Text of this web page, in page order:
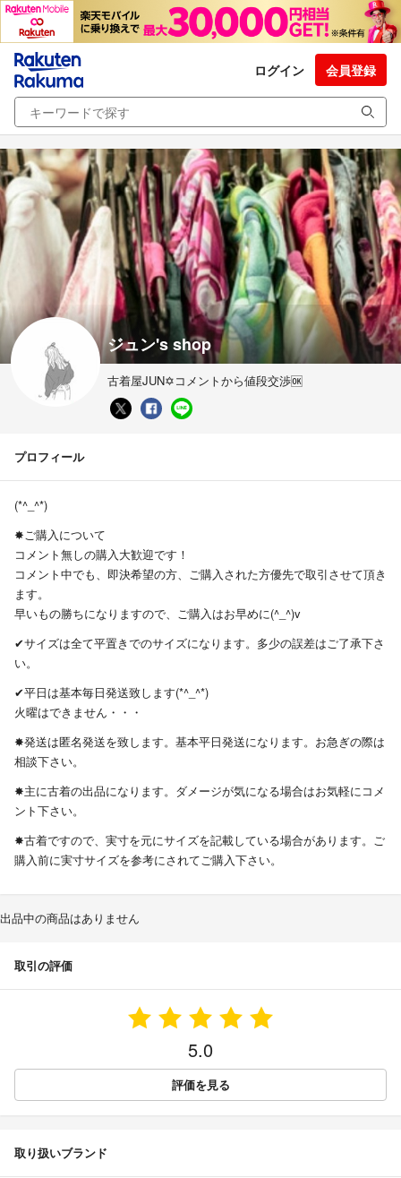
ログイン 会員登録
ジュン's shop
古着屋JUN✡コメントから値段交渉🆗
プロフィール
(*^_^*)
✸ご購入について
コメント無しの購入大歓迎です！
コメント中でも、即決希望の方、ご購入された方優先で取引させて頂き
ます。
早いもの勝ちになりますので、ご購入はお早めに(^_^)v
✔サイズは全て平置きでのサイズになります。多少の誤差はご了承下さ
い。
✔平日は基本毎日発送致します(*^_^*)
火曜はできません・・・
✸発送は匿名発送を致します。基本平日発送になります。お急ぎの際は
相談下さい。
✸主に古着の出品になります。ダメージが気になる場合はお気軽にコメ
ント下さい。
✸古着ですので、実寸を元にサイズを記載している場合があります。ご
購入前に実寸サイズを参考にされてご購入下さい。
出品中の商品はありません
取引の評価
5.0
評価を見る
取り扱いブランド